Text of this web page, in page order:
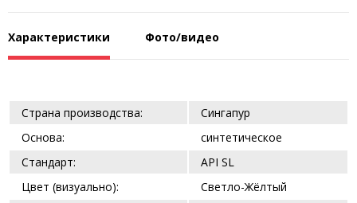
Характеристики Фото/видео
Страна производства:
Сингапур
Основа:
синтетическое
Стандарт:
API SL
Цвет (визуально):
Светло-Жёлтый